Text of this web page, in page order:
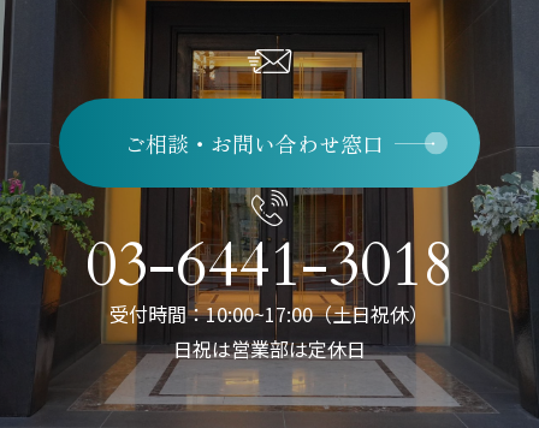
ご相談・お問い合わせ窓口
03-6441-3018
受付時間：10:00~17:00（土日祝休）
日祝は営業部は定休日